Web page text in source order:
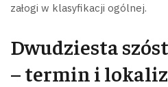
załogi w klasyfikacji ogólnej.
Dwudziesta
– termin i